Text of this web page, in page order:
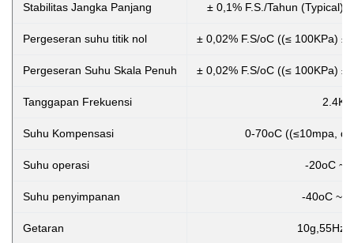
Stabilitas Jangka Panjang ± 0,1% F.S./Tahun (Typical)
Pergeseran suhu titik nol ± 0,02% F.S/oC ((≤ 100KPa) ±
Pergeseran Suhu Skala Penuh ± 0,02% F.S/oC ((≤ 100KPa) ±
Tanggapan Frekuensi
Suhu Kompensasi 0-70oC ((≤10mpa,
Suhu operasi -20oC ~
Suhu penyimpanan -40oC ~
Getaran 10g,55Hz